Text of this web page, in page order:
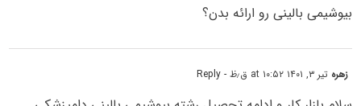
بیوشیمی بالینی رو ارائه بدن؟
زهره تیر ۳, ۱۴۰۱ at ۱۰:۵۲ ق٫ظ - Reply